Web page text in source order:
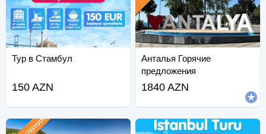
Тур в Стамбул
150 AZN
Анталья Горячие
предложения
1840 AZN